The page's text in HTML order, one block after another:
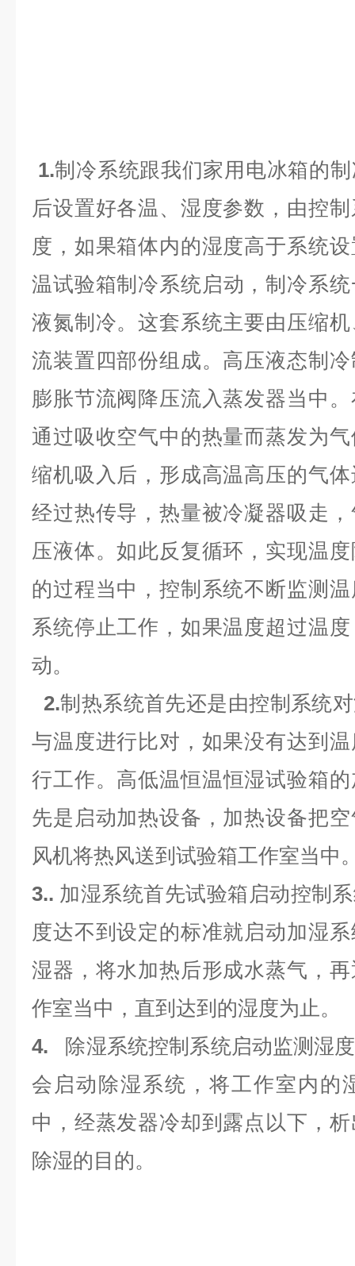
1.制冷系统跟我们家用电冰箱的
后设置好各温、湿度参数，由控
度，如果箱体内的湿度高于系统
温试验箱制冷系统启动，制冷系
液氮制冷。这套系统主要由压缩
流装置四部份组成。高压液态制
膨胀节流阀降压流入蒸发器当中
通过吸收空气中的热量而蒸发为
缩机吸入后，形成高温高压的气
经过热传导，热量被冷凝器吸走
压液体。如此反复循环，实现温
的过程当中，控制系统不断监测
系统停止工作，如果温度超过温
动。
2.制热系统首先还是由控制系统
与温度进行比对，如果没有达到
行工作。 高低温恒温恒湿试验箱
先是启动加热设备，加热设备把
风机将热风送到试验箱工作室当中
3.. 加湿系统首先试验箱启动控制
度达不到设定的标准就启动加湿
湿器，将水加热后形成水蒸气，
作室当中，直到达到的湿度为止。
4. 除湿系统控制系统启动监测湿
会启动除湿系统，将工作室内的
中，经蒸发器冷却到露点以下，
除湿的目的。